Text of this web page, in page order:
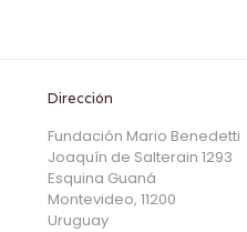
Dirección
Fundación Mario Benedetti
Joaquín de Salterain 1293
Esquina Guaná
Montevideo, 11200
Uruguay